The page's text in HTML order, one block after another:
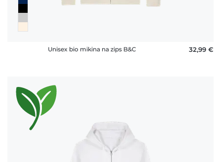
Unisex bio mikina na zips B&C 32,99 €